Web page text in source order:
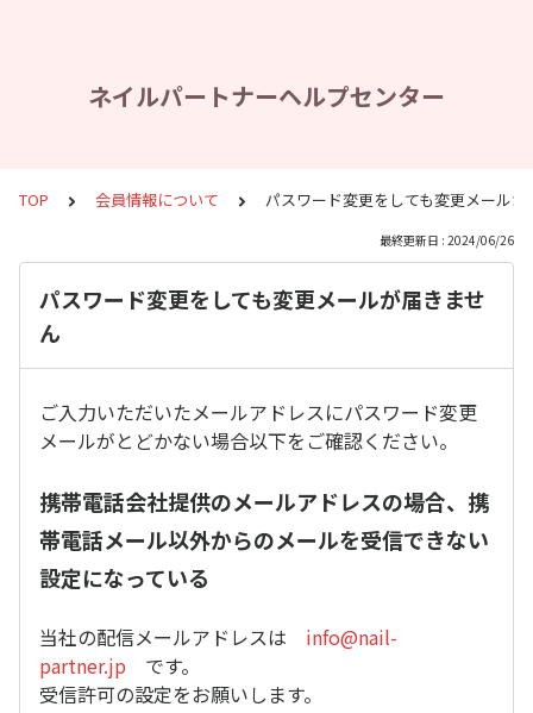
ネイルパートナーヘルプセンター
TOP 会員情報について パスワード変更をしても変更メールが
最終更新日 : 2024/06/26
パスワード変更をしても変更メールが届きませ
ん
ご入力いただいたメールアドレスにパスワード変更
メールがとどかない場合以下をご確認ください。
携帯電話会社提供のメールアドレスの場合、携
帯電話メール以外からのメールを受信できない
設定になっている
当社の配信メールアドレスは info@nail-
partner.jp です。
受信許可の設定をお願いします。